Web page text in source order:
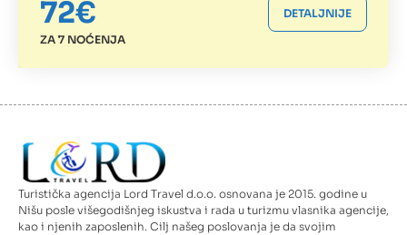
72€
ZA 7 NOĆENJA
DETALJNIJE
Turistička agencija Lord Travel d.o.o. osnovana je 2015. godine u
Nišu posle višegodišnjeg iskustva i rada u turizmu vlasnika agencije,
kao i njenih zaposlenih. Cilj našeg poslovanja je da svojim